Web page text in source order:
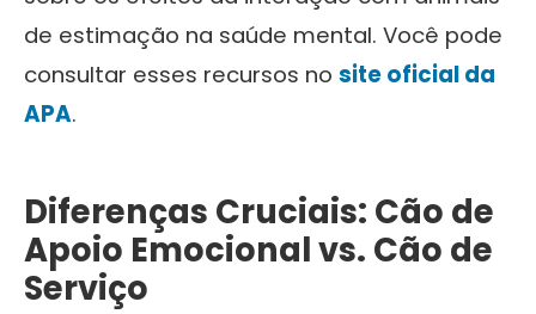
de estimação na saúde mental. Você pode
consultar esses recursos no site oficial da
APA.
Diferenças Cruciais: Cão de
Apoio Emocional vs. Cão de
Serviço